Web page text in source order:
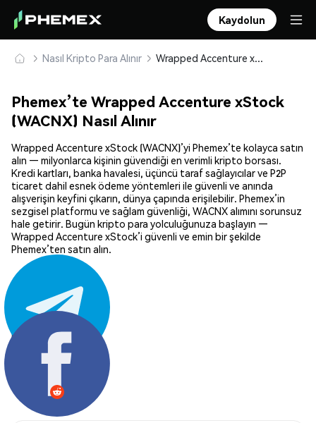
Kaydolun
Nasıl Kripto Para Alınır Wrapped Accenture xStock (WACNX) Güvenle Satın Alın ve Saklayın
Phemex’te Wrapped Accenture xStock
(WACNX) Nasıl Alınır
Wrapped Accenture xStock (WACNX)’yi Phemex’te kolayca satın
alın — milyonlarca kişinin güvendiği en verimli kripto borsası.
Kredi kartları, banka havalesi, üçüncü taraf sağlayıcılar ve P2P
ticaret dahil esnek ödeme yöntemleri ile güvenli ve anında
alışverişin keyfini çıkarın, dünya çapında erişilebilir. Phemex’in
sezgisel platformu ve sağlam güvenliği, WACNX alımını sorunsuz
hale getirir. Bugün kripto para yolculuğunuza başlayın —
Wrapped Accenture xStock’i güvenli ve emin bir şekilde
Phemex’ten satın alın.
Paylaş: